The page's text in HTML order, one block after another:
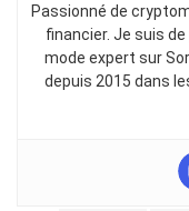
Passionné de
financier. Je suis
mode expert sur
depuis 2015 dans